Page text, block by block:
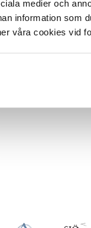
medier och
information som
våra cookies vid